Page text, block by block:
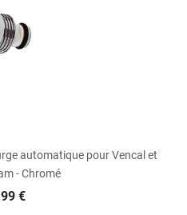
automatique pour Vencal et
- Chromé
€